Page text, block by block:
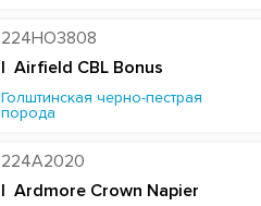
224HO3808
| Airfield CBL Bonus
Голштинская черно-пестрая
порода
224A2020
|Ardmore Crown Napier